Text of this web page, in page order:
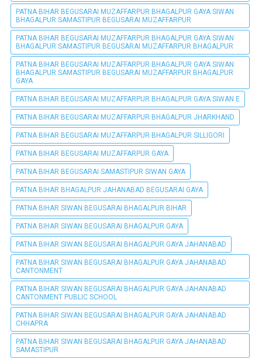
PATNA BIHAR BEGUSARAI MUZAFFARPUR BHAGALPUR GAYA SIWAN
BHAGALPUR SAMASTIPUR BEGUSARAI MUZAFFARPUR
PATNA BIHAR BEGUSARAI MUZAFFARPUR BHAGALPUR GAYA SIWAN
BHAGALPUR SAMASTIPUR BEGUSARAI MUZAFFARPUR BHAGALPUR
PATNA BIHAR BEGUSARAI MUZAFFARPUR BHAGALPUR GAYA SIWAN
BHAGALPUR SAMASTIPUR BEGUSARAI MUZAFFARPUR BHAGALPUR
GAYA
PATNA BIHAR BEGUSARAI MUZAFFARPUR BHAGALPUR GAYA SIWAN E
PATNA BIHAR BEGUSARAI MUZAFFARPUR BHAGALPUR JHARKHAND
PATNA BIHAR BEGUSARAI MUZAFFARPUR BHAGALPUR SILLIGORI
PATNA BIHAR BEGUSARAI MUZAFFARPUR GAYA
PATNA BIHAR BEGUSARAI SAMASTIPUR SIWAN GAYA
PATNA BIHAR BHAGALPUR JAHANABAD BEGUSARAI GAYA
PATNA BIHAR SIWAN BEGUSARAI BHAGALPUR BIHAR
PATNA BIHAR SIWAN BEGUSARAI BHAGALPUR GAYA
PATNA BIHAR SIWAN BEGUSARAI BHAGALPUR GAYA JAHANABAD
PATNA BIHAR SIWAN BEGUSARAI BHAGALPUR GAYA JAHANABAD
CANTONMENT
PATNA BIHAR SIWAN BEGUSARAI BHAGALPUR GAYA JAHANABAD
CANTONMENT PUBLIC SCHOOL
PATNA BIHAR SIWAN BEGUSARAI BHAGALPUR GAYA JAHANABAD
CHHAPRA
PATNA BIHAR SIWAN BEGUSARAI BHAGALPUR GAYA JAHANABAD
SAMASTIPUR